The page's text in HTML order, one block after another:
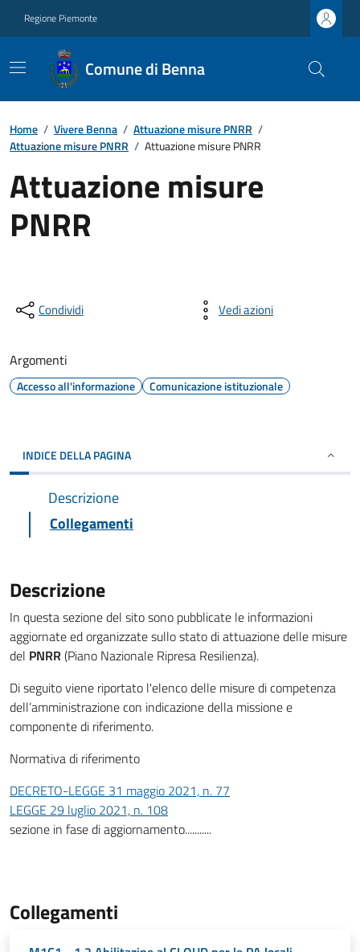
Regione Piemonte
Comune di Benna
Home / Vivere Benna / Attuazione misure PNRR /
Attuazione misure PNRR / Attuazione misure PNRR
Attuazione misure
PNRR
Condividi Vedi azioni
Argomenti
Accesso all'informazione Comunicazione istituzionale
INDICE DELLA PAGINA
Descrizione
Collegamenti
Descrizione
In questa sezione del sito sono pubblicate le informazioni
aggiornate ed organizzate sullo stato di attuazione delle misure
del PNRR(Piano Nazionale Ripresa Resilienza).
Di seguito viene riportato l'elenco delle misure di competenza
dell’amministrazione con indicazione della missione e
componente di riferimento.
Normativa di riferimento
DECRETO-LEGGE 31 maggio 2021, n. 77
LEGGE 29 luglio 2021, n. 108
sezione in fase di aggiornamento...........
Collegamenti